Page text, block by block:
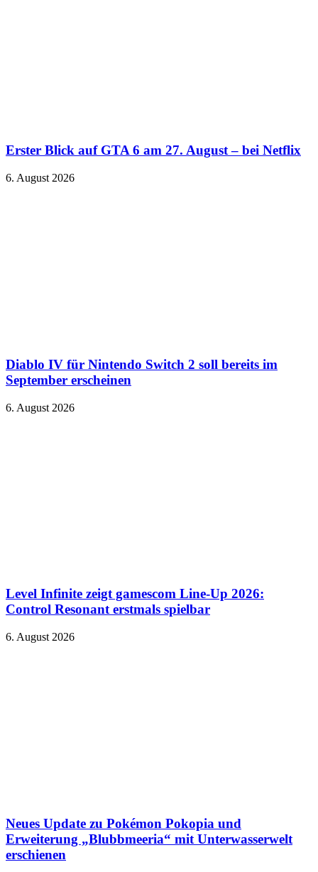
Erster Blick auf GTA 6 am 27. August – bei Netflix
6. August 2026
Diablo IV für Nintendo Switch 2 soll bereits im
September erscheinen
6. August 2026
Level Infinite zeigt gamescom Line-Up 2026:
Control Resonant erstmals spielbar
6. August 2026
Neues Update zu Pokémon Pokopia und
Erweiterung „Blubbmeeria“ mit Unterwasserwelt
erschienen